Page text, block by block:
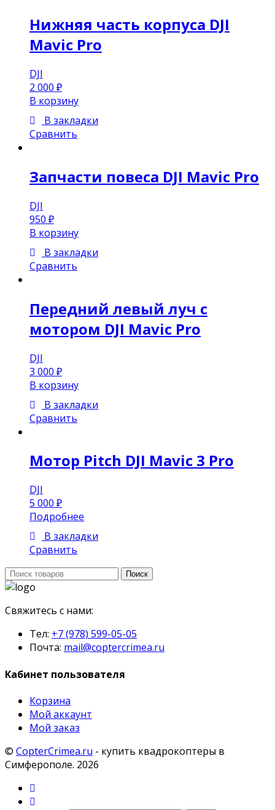
Нижняя часть корпуса DJI
Mavic Pro
DJI
2 000 ₽
В корзину
В закладки
Сравнить
Запчасти повеса DJI Mavic Pro
DJI
950 ₽
В корзину
В закладки
Сравнить
Передний левый луч с
мотором DJI Mavic Pro
DJI
3 000 ₽
В корзину
В закладки
Сравнить
Мотор Pitch DJI Mavic 3 Pro
DJI
5 000 ₽
Подробнее
В закладки
Сравнить
Поиск:
Поиск
Свяжитесь с нами:
Тел: +7 (978) 599-05-05
Почта: mail@coptercrimea.ru
Кабинет пользователя
Корзина
Мой аккаунт
Мой заказ
© CopterCrimea.ru - купить квадрокоптеры в
Симферополе. 2026